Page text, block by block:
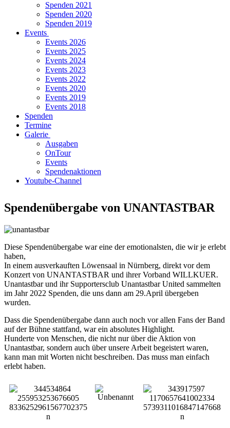
Spenden 2021
Spenden 2020
Spenden 2019
Events
Events 2026
Events 2025
Events 2024
Events 2023
Events 2022
Events 2020
Events 2019
Events 2018
Spenden
Termine
Galerie
Ausgaben
OnTour
Events
Spendenaktionen
Youtube-Channel
Spendenübergabe von UNANTASTBAR
Diese Spendenübergabe war eine der emotionalsten, die wir je erlebt
haben,
In einem ausverkauften Löwensaal in Nürnberg, direkt vor dem
Konzert von UNANTASTBAR und ihrer Vorband WILLKUER.
Unantastbar und ihr Supportersclub Unantastbar United sammelten
im Jahr 2022 Spenden, die uns dann am 29.April übergeben
wurden.
Dass die Spendenübergabe dann auch noch vor allen Fans der Band
auf der Bühne stattfand, war ein absolutes Highlight.
Hunderte von Menschen, die nicht nur über die Aktion von
Unantastbar, sondern auch über unsere Arbeit begeistert waren,
kann man mit Worten nicht beschreiben. Das muss man einfach
erlebt haben.